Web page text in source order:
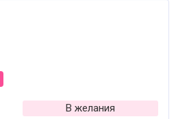
В желания